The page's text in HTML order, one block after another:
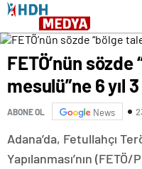
FETÖ’nün
mesulü”ne 6 yıl
ABONE OL News
Adana’da, Fetullahçı
Yapılanması’nın